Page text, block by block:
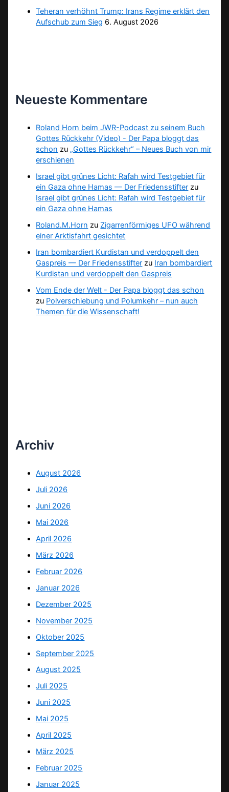
Teheran verhöhnt Trump: Irans Regime erklärt den
Aufschub zum Sieg 6. August 2026
Neueste Kommentare
Roland Horn beim JWR-Podcast zu seinem Buch
Gottes Rückkehr (Video) - Der Papa bloggt das
schon zu „Gottes Rückkehr“ – Neues Buch von mir
erschienen
Israel gibt grünes Licht: Rafah wird Testgebiet für
ein Gaza ohne Hamas — Der Friedensstifter zu
Israel gibt grünes Licht: Rafah wird Testgebiet für
ein Gaza ohne Hamas
Roland.M.Horn zu Zigarrenförmiges UFO während
einer Arktisfahrt gesichtet
Iran bombardiert Kurdistan und verdoppelt den
Gaspreis — Der Friedensstifter zu Iran bombardiert
Kurdistan und verdoppelt den Gaspreis
Vom Ende der Welt - Der Papa bloggt das schon
zu Polverschiebung und Polumkehr – nun auch
Themen für die Wissenschaft!
Archiv
August 2026
Juli 2026
Juni 2026
Mai 2026
April 2026
März 2026
Februar 2026
Januar 2026
Dezember 2025
November 2025
Oktober 2025
September 2025
August 2025
Juli 2025
Juni 2025
Mai 2025
April 2025
März 2025
Februar 2025
Januar 2025